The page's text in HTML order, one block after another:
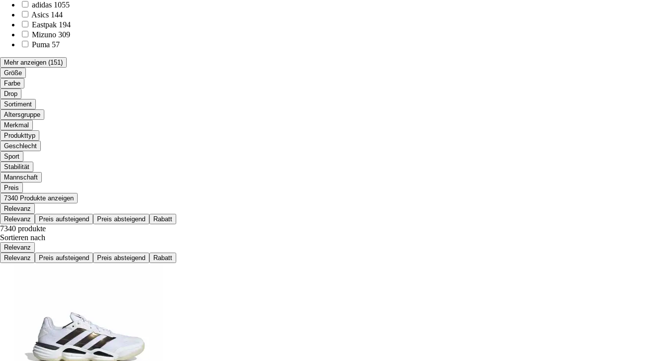
adidas 1055
Asics 144
Eastpak 194
Mizuno 309
Puma 57
Mehr anzeigen (151)
Größe
Farbe
Drop
Sortiment
Altersgruppe
Merkmal
Produkttyp
Geschlecht
Sport
Stabilität
Mannschaft
Preis
7340 Produkte anzeigen
Relevanz
Relevanz
Preis aufsteigend Preis absteigend Rabatt
7340 produkte
Sortieren nach
Relevanz
Relevanz
Preis aufsteigend Preis absteigend Rabatt